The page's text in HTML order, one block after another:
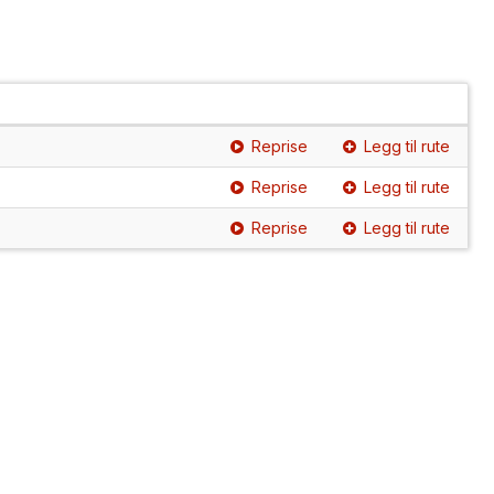
Reprise Legg til rute
Reprise Legg til rute
Reprise Legg til rute